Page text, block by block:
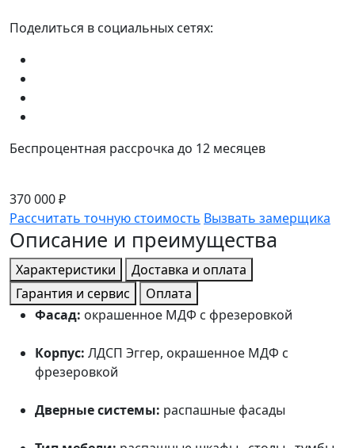
Поделиться в социальных сетях:
Беспроцентная рассрочка до 12 месяцев
370 000 ₽
Рассчитать точную стоимость Вызвать замерщика
Описание и преимущества
Характеристики
Доставка и оплата
Гарантия и сервис
Оплата
Фасад: окрашенное МДФ с фрезеровкой
Корпус: ЛДСП Эггер, окрашенное МДФ с
фрезеровкой
Дверные системы: распашные фасады